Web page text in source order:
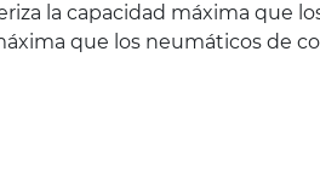
la capacidad máxima que
que los neumáticos de